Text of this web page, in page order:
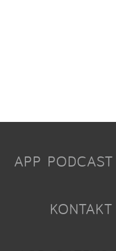
APP PODCAST
KONTAKT